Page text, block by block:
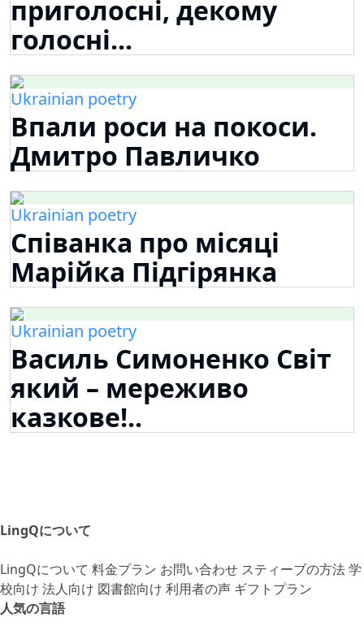
приголосні, декому
голосні...
Ukrainian poetry
Впали роси на покоси.
Дмитро Павличко
Ukrainian poetry
Співанка про місяці
Марійка Підгірянка
Ukrainian poetry
Василь Симоненко Світ
який – мереживо
казкове!..
LingQについて
LingQについて 料金プラン お問い合わせ スティーブの方法学
校向け 法人向け 図書館向け 利用者の声 ギフトプラン
人気の言語